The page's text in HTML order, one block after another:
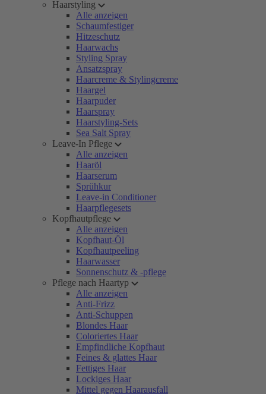
Haarstyling
Alle anzeigen
Schaumfestiger
Hitzeschutz
Haarwachs
Styling Spray
Ansatzspray
Haarcreme & Stylingcreme
Haargel
Haarpuder
Haarspray
Haarstyling-Sets
Sea Salt Spray
Leave-In Pflege
Alle anzeigen
Haaröl
Haarserum
Sprühkur
Leave-in Conditioner
Haarpflegesets
Kopfhautpflege
Alle anzeigen
Kopfhaut-Öl
Kopfhautpeeling
Haarwasser
Sonnenschutz & -pflege
Pflege nach Haartyp
Alle anzeigen
Anti-Frizz
Anti-Schuppen
Blondes Haar
Coloriertes Haar
Empfindliche Kopfhaut
Feines & glattes Haar
Fettiges Haar
Lockiges Haar
Mittel gegen Haarausfall